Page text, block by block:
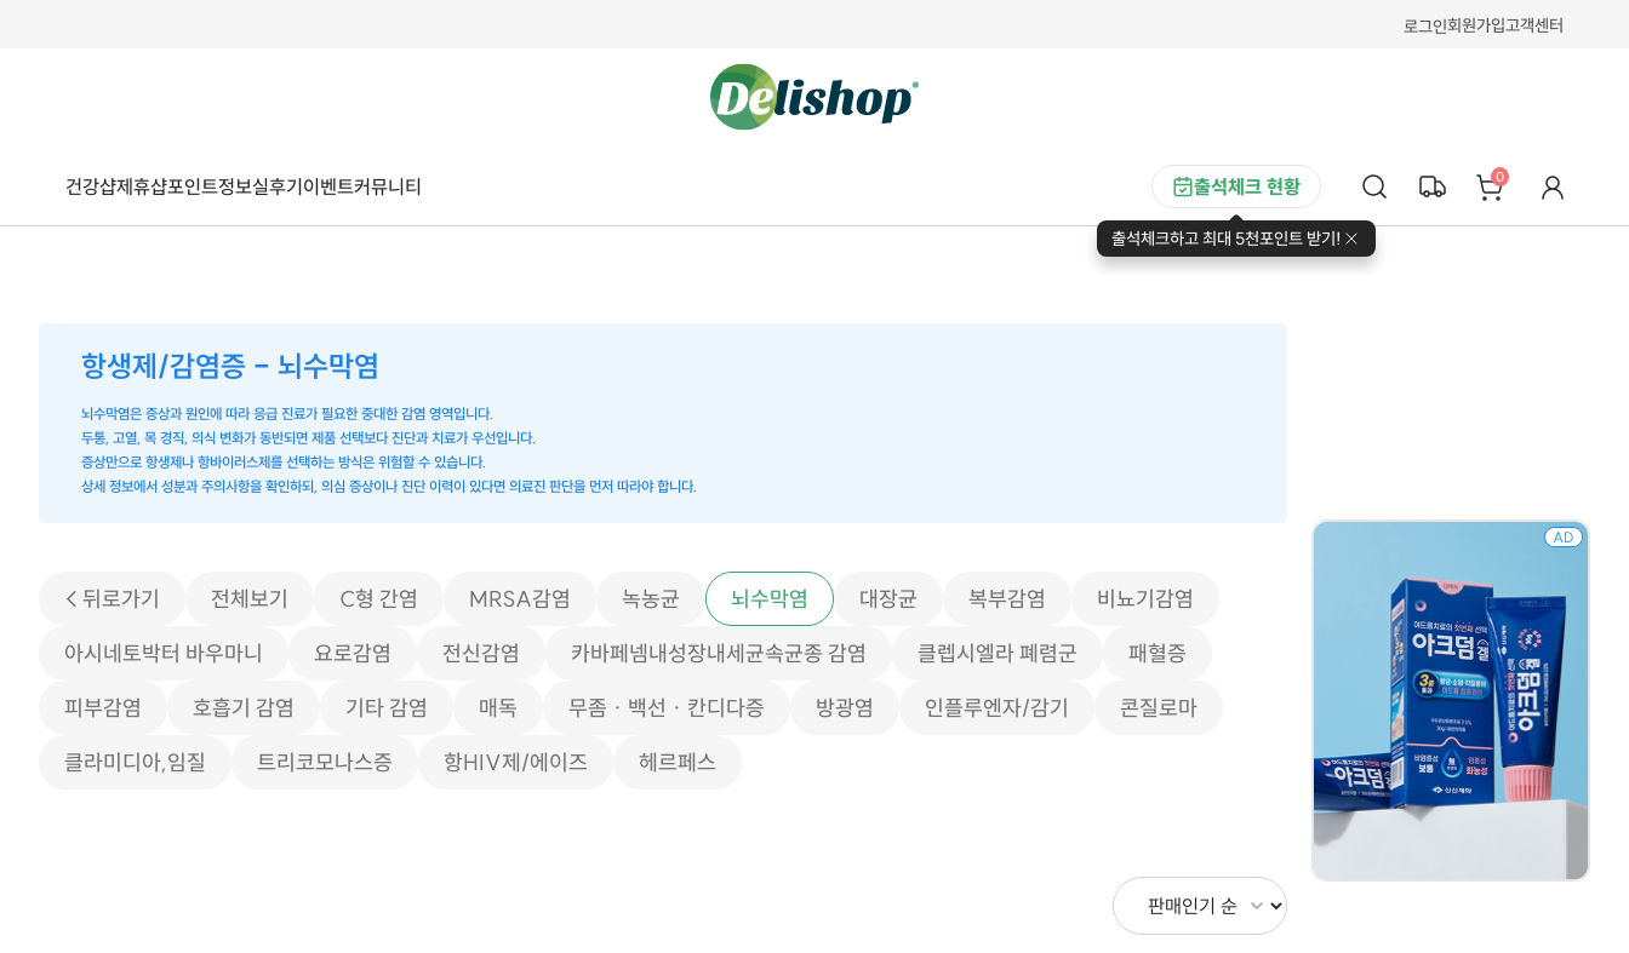
로그인회원가입고객센터
출석체크 현황
출석체크하고 최대 5천포인트 받기!
0
건강샵제휴샵포인트정보실후기이벤트커뮤니티
항생제/감염증 - 뇌수막염
뇌수막염은 증상과 원인에 따라 응급 진료가 필요한 중대한 감염 영역입니다.
두통, 고열, 목 경직, 의식 변화가 동반되면 제품 선택보다 진단과 치료가 우선입니다.
증상만으로 항생제나 항바이러스제를 선택하는 방식은 위험할 수 있습니다.
상세 정보에서 성분과 주의사항을 확인하되, 의심 증상이나 진단 이력이 있다면 의료진 판단을 먼저 따라야 합니다.
< 뒤로가기 전체보기 C형 간염 MRSA감염 녹농균 뇌수막염 대장균 복부감염
비뇨기감염
아시네토박터 바우마니
요로감염 전신감염 카바페넴내성장내세균속균종 감염 클렙시엘라 폐렴군
패혈증
피부감염
호흡기 감염 기타 감염 매독 무좀 · 백선 · 칸디다증 방광염 인플루엔자/감기
콘질로마
클라미디아,임질
트리코모나스증 항HIV제/에이즈 헤르페스
AD